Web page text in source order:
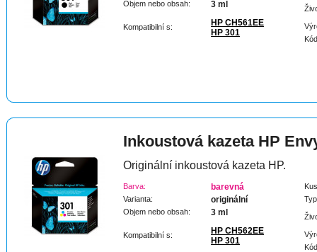
Objem nebo obsah: 3 ml
Kompatibilní s:
HP CH561EE
HP 301
Inkoustová kazeta HP
Originální inkoustová kazeta HP.
Barva: barevná
Varianta: originální
Objem nebo obsah: 3 ml
Kompatibilní s:
HP CH562EE
HP 301